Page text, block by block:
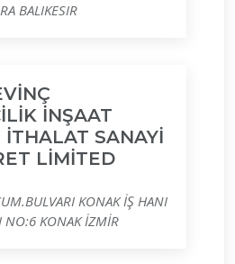
BALIKESIR
İNŞAAT
İTHALAT SANAYİ
LİMİTED
KONAK İŞ HANI
KONAK İZMİR